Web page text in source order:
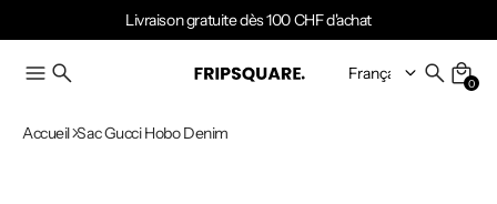
Livraison gratuite dès 100 CHF d'achat
0
Accueil Sac Gucci Hobo Denim